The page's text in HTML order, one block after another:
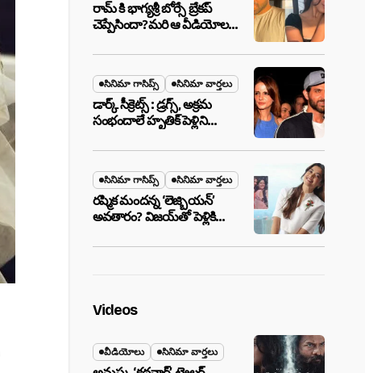
రామ్ కి భాగ్యశ్రీ బోర్సే బ్రేకప్
చెప్పేసిందా?మరి ఆ వీడియోల
సినిమా గాసిప్స్ సినిమా వార్తలు
డార్క్ సీక్రెట్స్ : డ్రగ్స్, అక్రమ
సంభందాలే హృతిక్ పెళ్లిని
సినిమా గాసిప్స్ సినిమా వార్తలు
రష్మిక మందన్న ‘లెజ్బియన్’
అవతారం? విజయ్‌తో పెళ్లికి
,నిజమేనా?
Videos
వీడియోలు సినిమా వార్తలు